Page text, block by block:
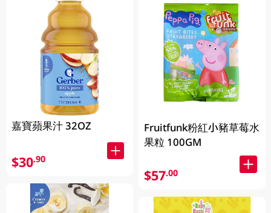
嘉寶蘋果汁 32OZ
$30.90
Fruitfunk粉紅小豬草莓水
果粒 100GM
$57.00